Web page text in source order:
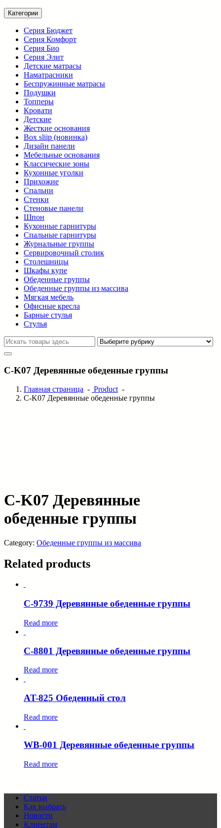
Категории
Серия Бюджет
Серия Комфорт
Серия Био
Серия Элит
Детские матрасы
Наматрасники
Беспружинные матрасы
Подушки
Топперы
Кровати
Детские
Жесткие основания
Box sliip (новинка)
Дизайн панели
Мебельные основания
Классические зоны
Кухонные уголки
Прихожие
Спальни
Стенки
Стеновые панели
Шпон
Кухонные гарнитуры
Спальные гарнитуры
Журнальные группы
Сервировочный столик
Столешницы
Шкафы купе
Обеденные группы
Обеденные группы из массива
Мягкая мебель
Офисные кресла
Барные стулья
Стулья
C-K07 Деревянные обеденные группы
Главная страница - Product-
C-K07 Деревянные обеденные группы
C-K07 Деревянные
обеденные группы
Category: Обеденные группы из массива
Related products
C-9739 Деревянные обеденные группы
Read more
C-8801 Деревянные обеденные группы
Read more
AT-825 Обеденный стол
Read more
WB-001 Деревянные обеденные группы
Read more
Статьи
Как выбрать
Новости
Клиентам